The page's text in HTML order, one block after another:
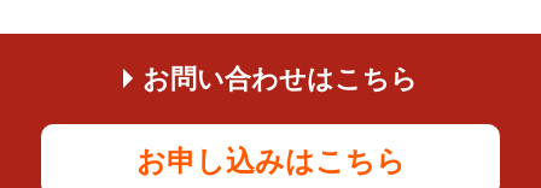
お問い合わせはこちら
お申し込みはこちら